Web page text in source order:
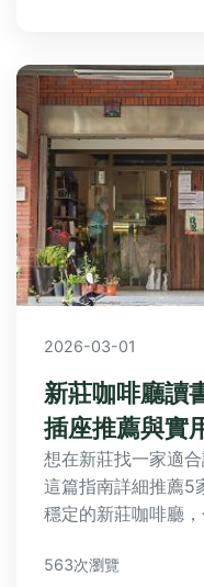
2026-03-01
新莊咖啡廳讀
插座推薦與實
想在新莊找一家適
這篇指南詳細推薦5
穩定的新莊咖啡廳
議，幫助你提升讀書
563次瀏覽